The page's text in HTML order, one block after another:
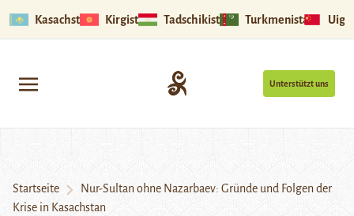
Kasachstan Kirgistan Tadschikistan Turkmenistan
Unterstützt uns
Startseite
Nur-Sultan ohne Nazarbaev: Gründe und Folgen der
Krise in Kasachstan